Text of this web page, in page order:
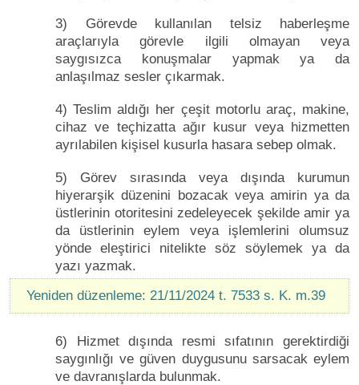
3) Görevde kullanılan telsiz haberleşme
araçlarıyla görevle ilgili olmayan veya
saygısızca konuşmalar yapmak ya da
anlaşılmaz sesler çıkarmak.
4) Teslim aldığı her çeşit motorlu araç, makine,
cihaz ve teçhizatta ağır kusur veya hizmetten
ayrılabilen kişisel kusurla hasara sebep olmak.
5) Görev sırasında veya dışında kurumun
hiyerarşik düzenini bozacak veya amirin ya da
üstlerinin otoritesini zedeleyecek şekilde amir ya
da üstlerinin eylem veya işlemlerini olumsuz
yönde eleştirici nitelikte söz söylemek ya da
yazı yazmak.
Yeniden düzenleme: 21/11/2024 t. 7533 s. K. m.39
6) Hizmet dışında resmi sıfatının gerektirdiği
saygınlığı ve güven duygusunu sarsacak eylem
ve davranışlarda bulunmak.